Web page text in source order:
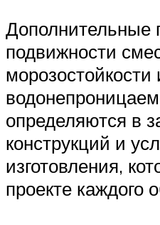
Дополнительные
подвижности
морозостойкости
определяются в
конструкций и
изготовления,
проекте каждого